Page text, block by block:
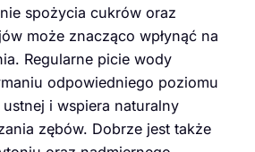
spożycia cukrów oraz
może znacząco wpłynąć na
Regularne picie wody
odpowiedniego poziomu
i wspiera naturalny
zębów. Dobrze jest także